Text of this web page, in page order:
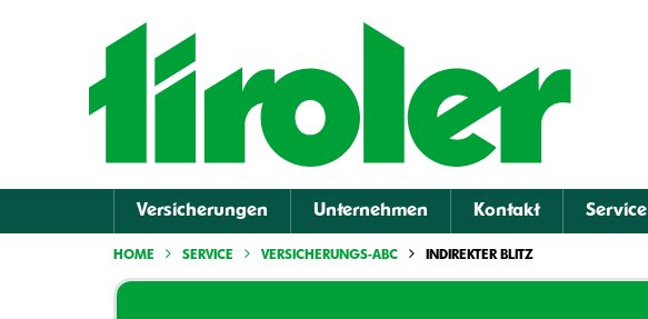
Versicherungen Unternehmen Kontakt Service
HOME SERVICE VERSICHERUNGS-ABC INDIREKTER BLITZ